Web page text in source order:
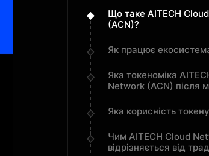
Що таке AITECH
(ACN)?
Як працює
Яка токеноміка
Network (ACN) після
Яка корисність
Чим AITECH Cloud
відрізняється від